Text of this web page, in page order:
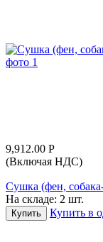
9,912.00 Р
(Включая НДС)
Сушка (фен,
На складе: 2 шт.
Купить Купить в